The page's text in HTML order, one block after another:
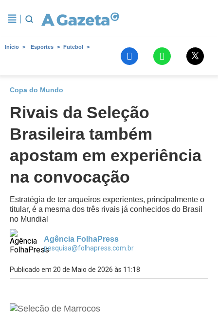
Início Esportes Futebol
Copa do Mundo
Rivais da Seleção
Brasileira também
apostam em experiência
na convocação
Estratégia de ter arqueiros experientes, principalmente o
titular, é a mesma dos três rivais já conhecidos do Brasil
no Mundial
Agência FolhaPress
pesquisa@folhapress.com.br
Publicado em 20 de Maio de 2026 às 11:18